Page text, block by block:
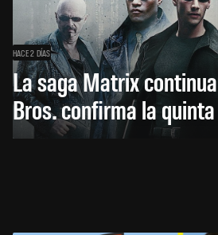
HACE 2 DÍAS
La saga Matrix
Bros. confirma la